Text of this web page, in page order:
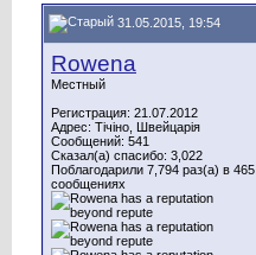
31.05.2015, 19:54
Rowena
Местный
Регистрация: 21.07.2012
Адрес: Тічіно, Швейцарія
Сообщений: 541
Сказал(а) спасибо: 3,022
Поблагодарили 7,794 раз(а) в 465
сообщениях